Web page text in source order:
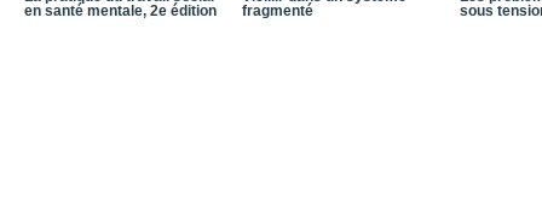
en santé mentale, 2e édition
fragmenté
sous